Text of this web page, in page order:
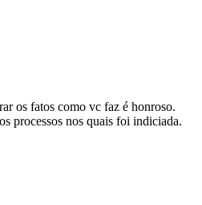
os fatos como vc faz é honroso.
processos nos quais foi indiciada.